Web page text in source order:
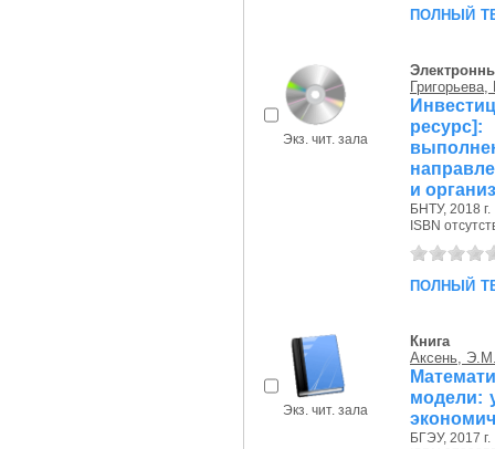
полный
Экз. чит. зала
и
БНТУ, 2018 г.
ISBN
полный
Экз. чит. зала
Книга
Аксень,
модели:
БГЭУ, 2017 г.